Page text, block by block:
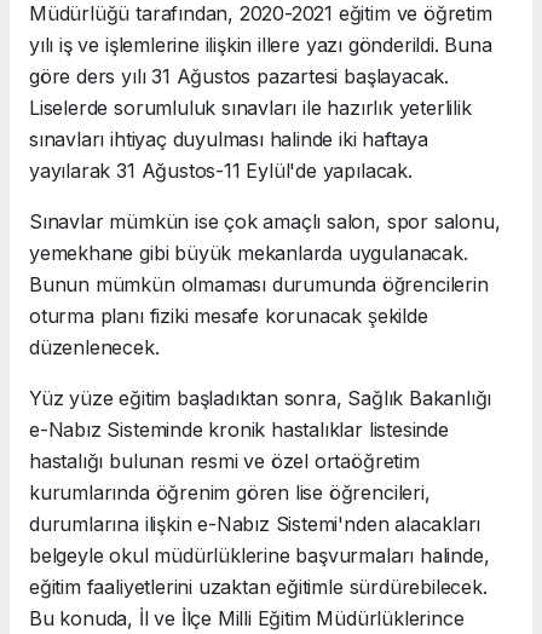
Müdürlüğü tarafından, 2020-2021 eğitim ve öğretim
yılı iş ve işlemlerine ilişkin illere yazı gönderildi. Buna
göre ders yılı 31 Ağustos pazartesi başlayacak.
Liselerde sorumluluk sınavları ile hazırlık yeterlilik
sınavları ihtiyaç duyulması halinde iki haftaya
yayılarak 31 Ağustos-11 Eylül'de yapılacak.
Sınavlar mümkün ise çok amaçlı salon, spor salonu,
yemekhane gibi büyük mekanlarda uygulanacak.
Bunun mümkün olmaması durumunda öğrencilerin
oturma planı fiziki mesafe korunacak şekilde
düzenlenecek.
Yüz yüze eğitim başladıktan sonra, Sağlık Bakanlığı
e-Nabız Sisteminde kronik hastalıklar listesinde
hastalığı bulunan resmi ve özel ortaöğretim
kurumlarında öğrenim gören lise öğrencileri,
durumlarına ilişkin e-Nabız Sistemi'nden alacakları
belgeyle okul müdürlüklerine başvurmaları halinde,
eğitim faaliyetlerini uzaktan eğitimle sürdürebilecek.
Bu konuda, İl ve İlçe Milli Eğitim Müdürlüklerince